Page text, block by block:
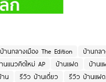
บ้านกลางเมือง The Edition
บ้านกล
นแนวคิดใหม่ AP บ้านแฝด
บ้านแ
น รีวิว บ้านเดี่ยว รีวิว บ้านแฝด